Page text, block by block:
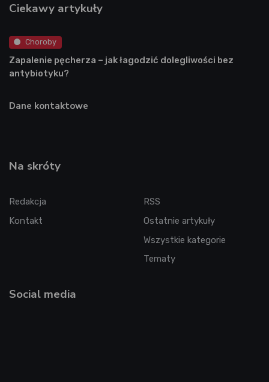
Ciekawy artykuły
Choroby
Zapalenie pęcherza – jak łagodzić dolegliwości bez
antybiotyku?
Dane kontaktowe
Na skróty
Redakcja
Kontakt
RSS
Ostatnie artykuły
Wszystkie kategorie
Tematy
Social media